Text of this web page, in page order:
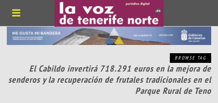
BROWSE TAG
El Cabildo invertirá 718.291 euros en la mejora de
senderos y la recuperación de frutales tradicionales en el
Parque Rural de Teno